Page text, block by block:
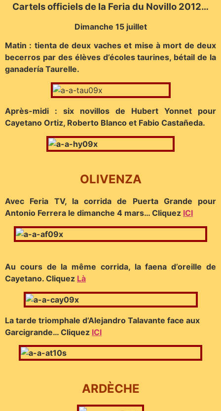
Cartels officiels de la Feria du Novillo 2012…
Dimanche 15 juillet
Matin : tienta de deux vaches et mise à mort de deux
becerros par des élèves d’écoles taurines, bétail de la
ganadería Taurelle.
Après-midi : six novillos de Hubert Yonnet pour
Cayetano Ortiz, Roberto Blanco et Fabio Castañeda.
OLIVENZA
Avec Feria TV, la corrida de Puerta Grande pour
Antonio Ferrera le dimanche 4 mars… Cliquez ICI
Au cours de la même corrida, la faena d’oreille de
Cayetano. Cliquez Là
La tarde triomphale d’Alejandro Talavante face aux
Garcigrande… Cliquez ICI
ARDÈCHE